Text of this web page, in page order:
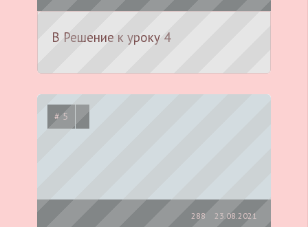
B Решение к уроку 4
# 5
23.08.2021
288